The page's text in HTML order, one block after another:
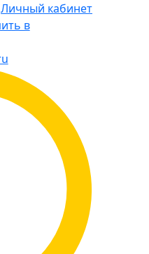
Личный кабинет